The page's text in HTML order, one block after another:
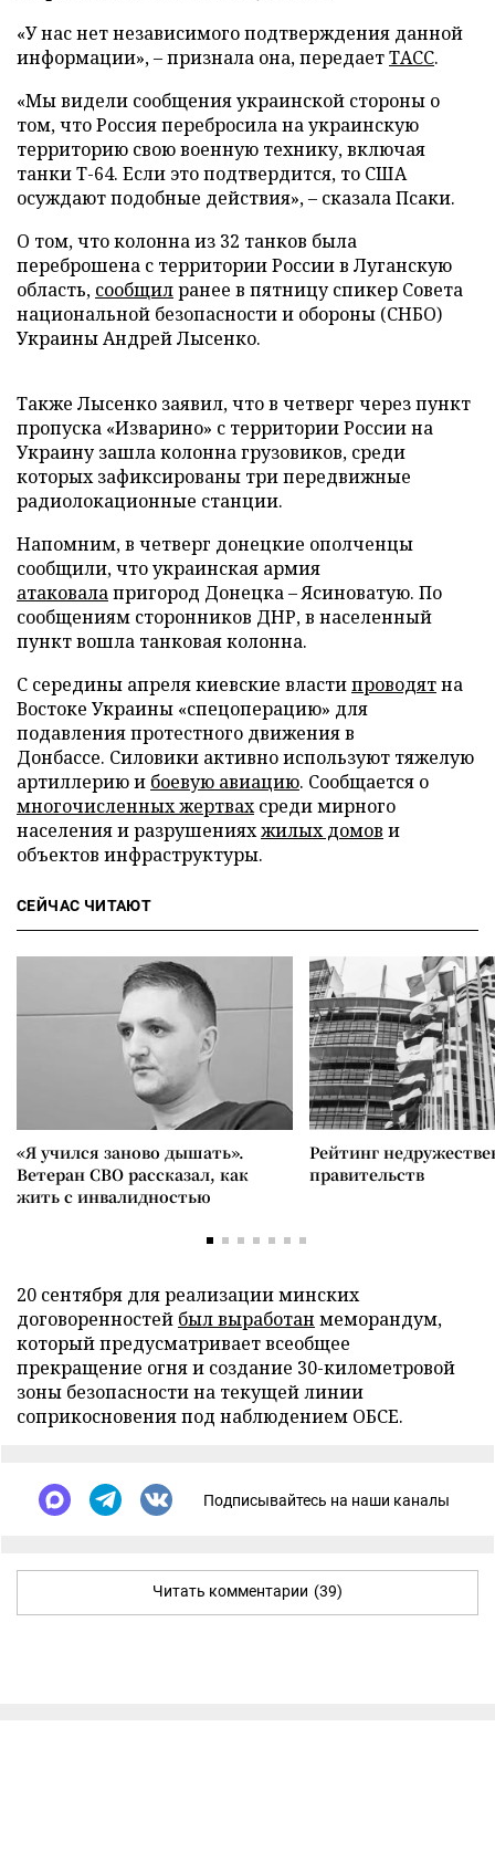
«У нас нет независимого подтверждения данной
информации», – признала она, передаетТАСС.
«Мы видели сообщения украинской стороны о
том, что Россия перебросила на украинскую
территорию свою военную технику, включая
танки Т-64. Если это подтвердится, то США
осуждают подобные действия», – сказала Псаки.
О том, что колонна из 32 танков была
переброшена с территории России в Луганскую
область, сообщилранее в пятницу спикер Совета
национальной безопасности и обороны (СНБО)
Украины Андрей Лысенко.
Также Лысенко заявил, что в четверг через пункт
пропуска «Изварино» с территории России на
Украину зашла колонна грузовиков, среди
которых зафиксированы три передвижные
радиолокационные станции.
Напомним, в четверг донецкие ополченцы
сообщили, что украинская армия
атаковалапригород Донецка – Ясиноватую. По
сообщениям сторонников ДНР, в населенный
пункт вошла танковая колонна.
С середины апреля киевские властипроводятна
Востоке Украины «спецоперацию» для
подавления протестного движения в
Донбассе. Силовики активно используют тяжелую
артиллерию и боевую авиацию. Сообщается о
многочисленных жертвахсреди мирного
населения и разрушенияхжилых домов и
объектов инфраструктуры.
СЕЙЧАС ЧИТАЮТ
«Я учился заново дышать».
Ветеран СВО рассказал, как
жить с инвалидностью
Рейтинг
правительств
20 сентября для реализации минских
договоренностей был выработан меморандум,
который предусматривает всеобщее
прекращение огня и создание 30-километровой
зоны безопасности на текущей линии
соприкосновения под наблюдением ОБСЕ.
Подписывайтесь на наши каналы
Читать комментарии (39)